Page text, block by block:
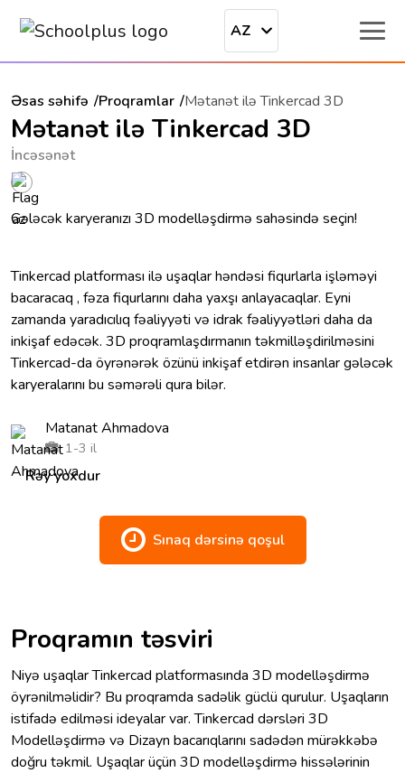
AZ
Əsas səhifə Proqramlar Mətanət ilə Tinkercad 3D
Mətanət ilə Tinkercad 3D
İncəsənət
Gələcək karyeranızı 3D modelləşdirmə sahəsində seçin!
Tinkercad platforması ilə uşaqlar həndəsi fiqurlarla işləməyi
bacaracaq , fəza fiqurlarını daha yaxşı anlayacaqlar. Eyni
zamanda yaradıcılıq fəaliyyəti və idrak fəaliyyətləri daha da
inkişaf edəcək. 3D proqramlaşdırmanın təkmilləşdirilməsini
Tinkercad-da öyrənərək özünü inkişaf etdirən insanlar gələcək
karyeralarını bu səmərəli qura bilər.
Matanat Ahmadova
1-3 il
Rəy yoxdur
Sınaq dərsinə qoşul
Proqramın təsviri
Niyə uşaqlar Tinkercad platformasında 3D modelləşdirmə
öyrənilməlidir? Bu proqramda sadəlik güclü qurulur. Uşaqların
istifadə edilməsi ideyalar var. Tinkercad dərsləri 3D
Modelləşdirmə və Dizayn bacarıqlarını sadədən mürəkkəbə
doğru təkmil. Uşaqlar üçün 3D modelləşdirmə hissələrinin